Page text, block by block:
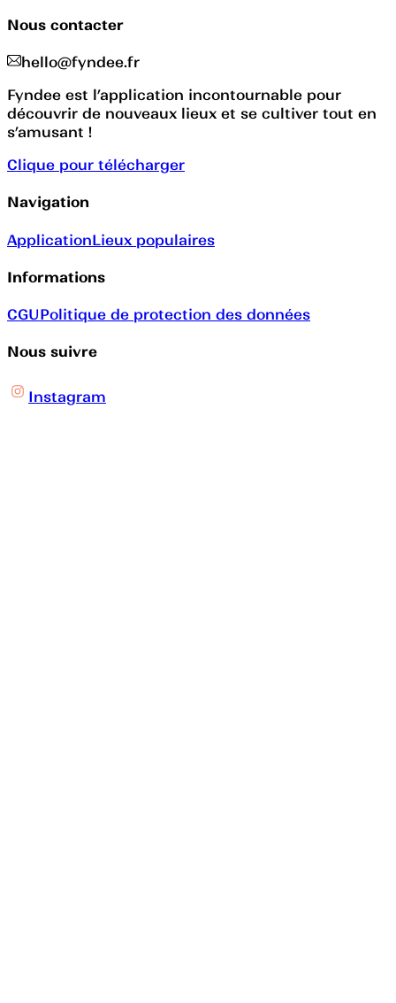
Nous contacter
hello@fyndee.fr
Fyndee est l’application incontournable pour
découvrir de nouveaux lieux et se cultiver tout en
s’amusant !
Clique pour télécharger
Navigation
ApplicationLieux populaires
Informations
CGUPolitique de protection des données
Nous suivre
Instagram